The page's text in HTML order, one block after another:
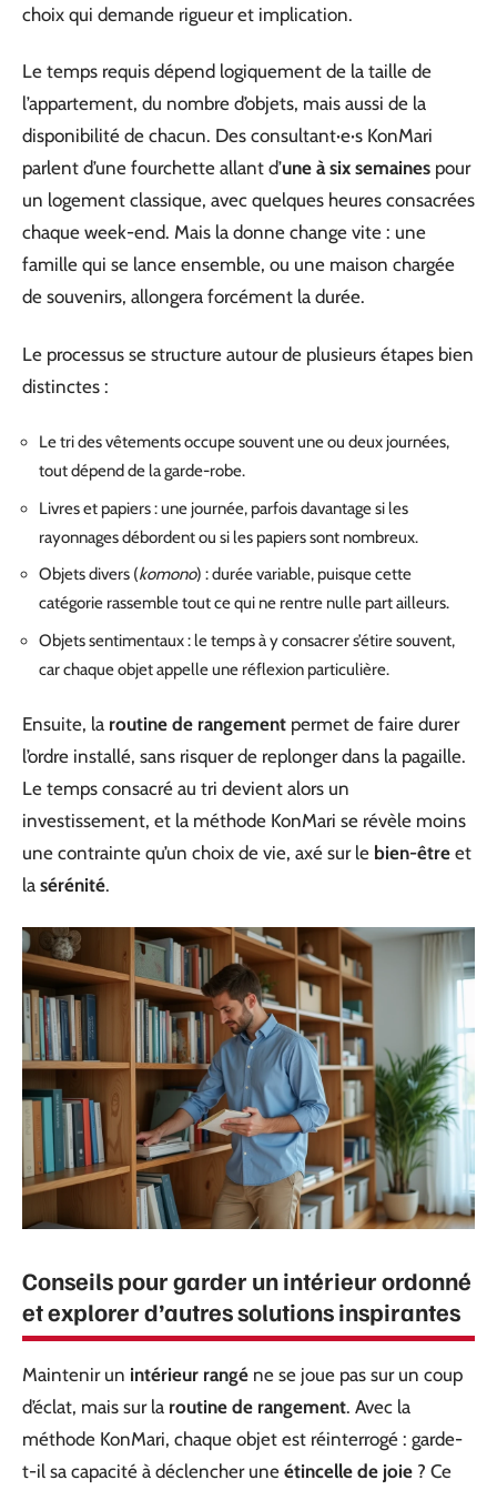
choix qui demande rigueur et implication.
Le temps requis dépend logiquement de la taille de
l’appartement, du nombre d’objets, mais aussi de la
disponibilité de chacun. Des consultant·e·s KonMari
parlent d’une fourchette allant d’une à six semaines pour
un logement classique, avec quelques heures consacrées
chaque week-end. Mais la donne change vite : une
famille qui se lance ensemble, ou une maison chargée
de souvenirs, allongera forcément la durée.
Le processus se structure autour de plusieurs étapes bien
distinctes :
Le tri des vêtements occupe souvent une ou deux journées,
tout dépend de la garde-robe.
Livres et papiers : une journée, parfois davantage si les
rayonnages débordent ou si les papiers sont nombreux.
Objets divers (komono) : durée variable, puisque cette
catégorie rassemble tout ce qui ne rentre nulle part ailleurs.
Objets sentimentaux : le temps à y consacrer s’étire souvent,
car chaque objet appelle une réflexion particulière.
Ensuite, la routine de rangement permet de faire durer
l’ordre installé, sans risquer de replonger dans la pagaille.
Le temps consacré au tri devient alors un
investissement, et la méthode KonMari se révèle moins
une contrainte qu’un choix de vie, axé sur le bien-être et
la sérénité.
Conseils pour garder un intérieur ordonné
et explorer d’autres solutions inspirantes
Maintenir un intérieur rangé ne se joue pas sur un coup
d’éclat, mais sur la routine de rangement. Avec la
méthode KonMari, chaque objet est réinterrogé : garde-
t-il sa capacité à déclencher une étincelle de joie ? Ce